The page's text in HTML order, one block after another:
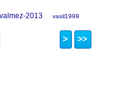
2013 vasil1999
> >>